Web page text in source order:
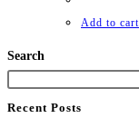
Add to cart
Search
Recent Posts